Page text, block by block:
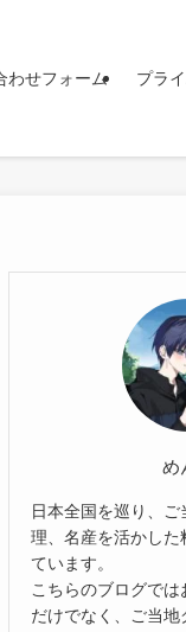
わせフォーム プラ
め
日本全国を巡り、
理、名産を活かし
ています。
こちらのブログで
だけでなく、ご当